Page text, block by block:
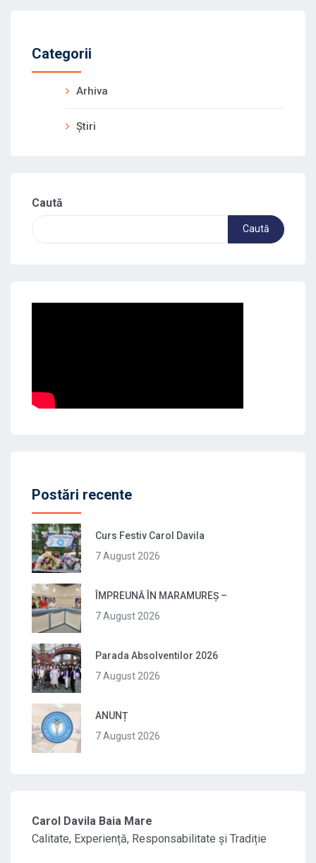
Categorii
Arhiva
Știri
Caută
Caută
Postări recente
Curs Festiv Carol Davila
7 August 2026
ÎMPREUNĂ ÎN MARAMUREȘ –
7 August 2026
Parada Absolventilor 2026
7 August 2026
ANUNȚ
7 August 2026
Carol Davila Baia Mare
Calitate, Experiență, Responsabilitate și Tradiție